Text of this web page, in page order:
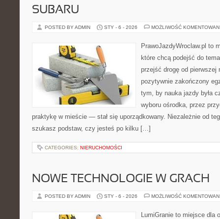
SUBARU
POSTED BY ADMIN STY - 6 - 2026 MOŻLIWOŚĆ
PrawoJazdyWroclaw.pl to
które chcą podejść do
przejść drogę od pierwszej
pozytywnie zakończony
tym, by nauka jazdy była
wyboru ośrodka, przez
praktykę w mieście — stał się uporządkowany. Niezależnie od
szukasz podstaw, czy jesteś po kilku […]
CATEGORIES: NIERUCHOMOŚCI
NOWE TECHNOLOGIE W GRACH
POSTED BY ADMIN STY - 6 - 2026 MOŻLIWOŚĆ
LumiGranie to miejsce dla